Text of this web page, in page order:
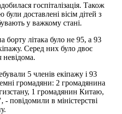
госпіталізація. Також
доставлені вісім дітей з
у важкому стані.
літака було не 95, а 93
Серед них було двоє
невідома.
5 членів екіпажу і 93
громадяни: 2 громадянина
1 громадянин Китаю,
повідомили в міністерстві